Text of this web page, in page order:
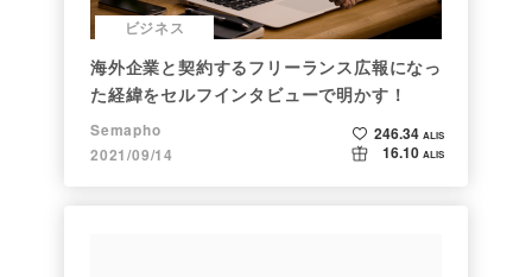
ビジネス
海外企業と契約するフリーランス広報になっ
た経緯をセルフインタビューで明かす！
Semapho
2021/09/14
246.34 ALIS
16.10 ALIS